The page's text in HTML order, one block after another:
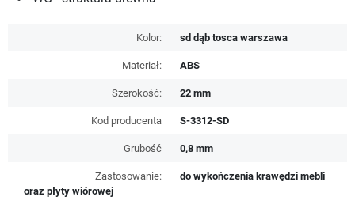
Kolor: sd dąb tosca warszawa
Materiał: ABS
Szerokość: 22 mm
Kod producenta S-3312-SD
Grubość 0,8 mm
Zastosowanie:
do wykończenia krawędzi mebli
oraz płyty wiórowej